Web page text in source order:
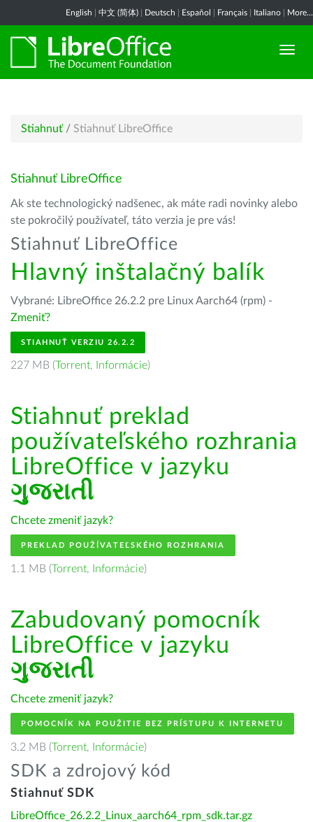
English 中文 (简体) Deutsch Español Français Italiano More...
Stiahnuť / Stiahnuť LibreOffice
Stiahnuť LibreOffice
Ak ste technologický nadšenec, ak máte radi novinky alebo
ste pokročilý používateľ, táto verzia je pre vás!
Stiahnuť LibreOffice
Hlavný inštalačný balík
Vybrané: LibreOffice 26.2.2 pre Linux Aarch64 (rpm) -
Zmeniť?
STIAHNUŤ VERZIU 26.2.2
227 MB (Torrent, Informácie)
Stiahnuť preklad
používateľského rozhrania
LibreOffice v jazyku
ગુજરાતી
Chcete zmeniť jazyk?
PREKLAD POUŽÍVATEĽSKÉHO ROZHRANIA
1.1 MB (Torrent, Informácie)
Zabudovaný pomocník
LibreOffice v jazyku
ગુજરાતી
Chcete zmeniť jazyk?
POMOCNÍK NA POUŽITIE BEZ PRÍSTUPU K INTERNETU
3.2 MB (Torrent, Informácie)
SDK a zdrojový kód
Stiahnuť SDK
LibreOffice_26.2.2_Linux_aarch64_rpm_sdk.tar.gz